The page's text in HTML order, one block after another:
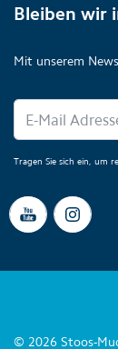
Bleiben wir
Mit unserem
Tragen Sie sich ein, um
© 2026 Stoos-